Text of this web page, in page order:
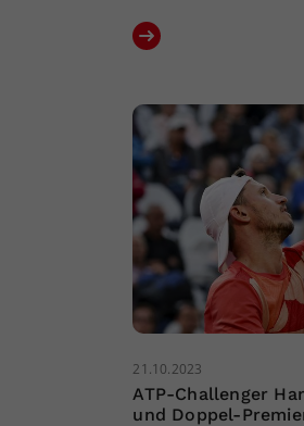
21.10.2023
ATP-Challenger
und Doppel-